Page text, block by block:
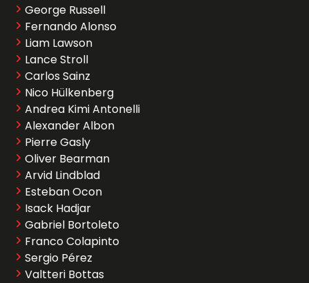
George Russell
Fernando Alonso
Liam Lawson
Lance Stroll
Carlos Sainz
Nico Hülkenberg
Andrea Kimi Antonelli
Alexander Albon
Pierre Gasly
Oliver Bearman
Arvid Lindblad
Esteban Ocon
Isack Hadjar
Gabriel Bortoleto
Franco Colapinto
Sergio Pérez
Valtteri Bottas